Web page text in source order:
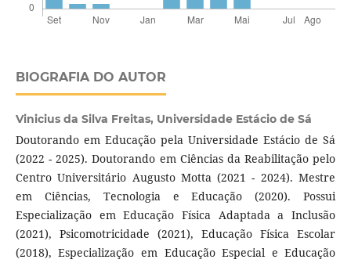
BIOGRAFIA DO AUTOR
Vinicius da Silva Freitas, Universidade Estácio de Sá
Doutorando em Educação pela Universidade Estácio de Sá
(2022 - 2025). Doutorando em Ciências da Reabilitação pelo
Centro Universitário Augusto Motta (2021 - 2024). Mestre
em Ciências, Tecnologia e Educação (2020). Possui
Especialização em Educação Física Adaptada a Inclusão
(2021), Psicomotricidade (2021), Educação Física Escolar
(2018), Especialização em Educação Especial e Educação